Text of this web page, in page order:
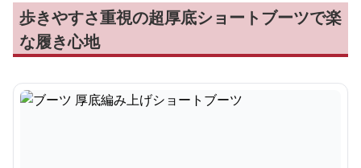
歩きやすさ重視の超厚底ショートブーツで楽
な履き心地